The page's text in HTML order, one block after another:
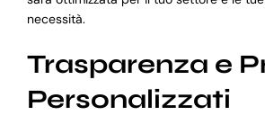
necessità.
Trasparenza e
Personalizzati